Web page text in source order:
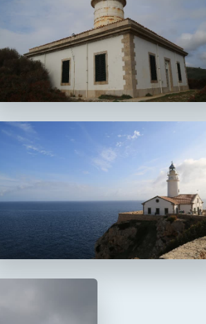
Faro de Alcanada
Aucanada
Faro de Capdepera